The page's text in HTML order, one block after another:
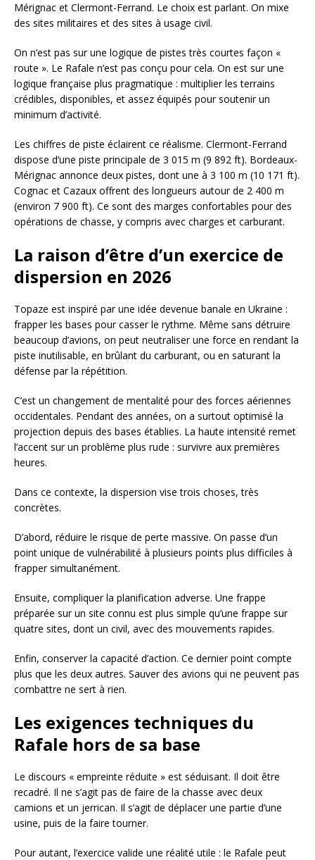
Mérignac et Clermont-Ferrand. Le choix est parlant. On mixe
des sites militaires et des sites à usage civil.
On n’est pas sur une logique de pistes très courtes façon «
route ». Le Rafale n’est pas conçu pour cela. On est sur une
logique française plus pragmatique : multiplier les terrains
crédibles, disponibles, et assez équipés pour soutenir un
minimum d’activité.
Les chiffres de piste éclairent ce réalisme. Clermont-Ferrand
dispose d’une piste principale de 3 015 m (9 892 ft). Bordeaux-
Mérignac annonce deux pistes, dont une à 3 100 m (10 171 ft).
Cognac et Cazaux offrent des longueurs autour de 2 400 m
(environ 7 900 ft). Ce sont des marges confortables pour des
opérations de chasse, y compris avec charges et carburant.
La raison d’être d’un exercice de
dispersion en 2026
Topaze est inspiré par une idée devenue banale en Ukraine :
frapper les bases pour casser le rythme. Même sans détruire
beaucoup d’avions, on peut neutraliser une force en rendant la
piste inutilisable, en brûlant du carburant, ou en saturant la
défense par la répétition.
C’est un changement de mentalité pour des forces aériennes
occidentales. Pendant des années, on a surtout optimisé la
projection depuis des bases établies. La haute intensité remet
l’accent sur un problème plus rude : survivre aux premières
heures.
Dans ce contexte, la dispersion vise trois choses, très
concrètes.
D’abord, réduire le risque de perte massive. On passe d’un
point unique de vulnérabilité à plusieurs points plus difficiles à
frapper simultanément.
Ensuite, compliquer la planification adverse. Une frappe
préparée sur un site connu est plus simple qu’une frappe sur
quatre sites, dont un civil, avec des mouvements rapides.
Enfin, conserver la capacité d’action. Ce dernier point compte
plus que les deux autres. Sauver des avions qui ne peuvent pas
combattre ne sert à rien.
Les exigences techniques du
Rafale hors de sa base
Le discours « empreinte réduite » est séduisant. Il doit être
recadré. Il ne s’agit pas de faire de la chasse avec deux
camions et un jerrican. Il s’agit de déplacer une partie d’une
usine, puis de la faire tourner.
Pour autant, l’exercice valide une réalité utile : le Rafale peut